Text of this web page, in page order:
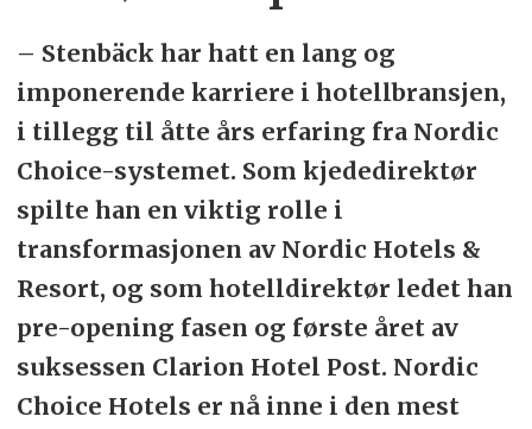
– Stenbäck har hatt en lang og
imponerende karriere i hotellbransjen,
i tillegg til åtte års erfaring fra Nordic
Choice-systemet. Som kjededirektør
spilte han en viktig rolle i
transformasjonen av Nordic Hotels &
Resort, og som hotelldirektør ledet han
pre-opening fasen og første året av
suksessen Clarion Hotel Post. Nordic
Choice Hotels er nå inne i den mest